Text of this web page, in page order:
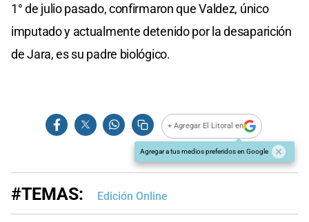
1° de julio pasado, confirmaron que Valdez, único
imputado y actualmente detenido por la desaparición
de Jara, es su padre biológico.
+ Agregar El Litoral en
Agregar a tus medios preferidos en Google
#TEMAS: Edición Online